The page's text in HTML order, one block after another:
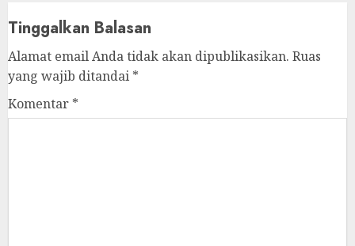
Tinggalkan Balasan
Alamat email Anda tidak akan dipublikasikan. Ruas
yang wajib ditandai *
Komentar *